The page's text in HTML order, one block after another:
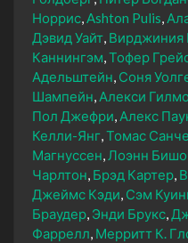
Норрис Ashton Pulis
Дэвид Уайт Вирджиния
Каннингэм Тофер
Адельштейн Соня
Шампейн Алекси
Пол Джефри Алекс
Келли-Янг Томас
Магнуссен Лоэнн
Чарлтон Брэд Картер
Джеймс Кэди Сэм
Браудер Энди Брукс
Фаррелл Мерритт К.